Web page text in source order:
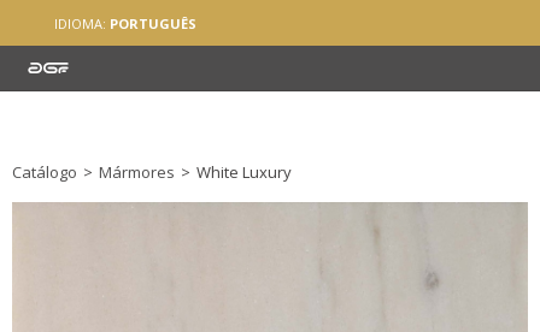
IDIOMA: PORTUGUÊS
Catálogo > Mármores > White Luxury